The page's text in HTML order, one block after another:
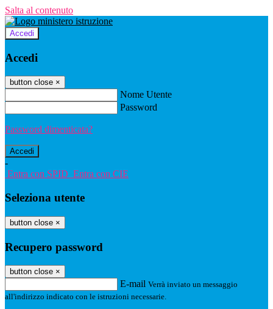
Salta al contenuto
Accedi
Accedi
button close ×
Nome Utente
Password
Password dimenticata?
-
Entra con SPID Entra con CIE
Seleziona utente
button close ×
Recupero password
button close ×
E-mail Verrà inviato un messaggio
all'indirizzo indicato con le istruzioni necessarie.